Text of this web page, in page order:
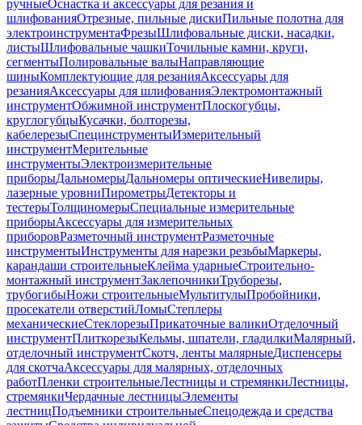
ручныеОснастка и аксессуары для резания и
шлифованияОтрезные, пильные дискиПильные полотна для
электроинструментаФрезыШлифовальные диски, насадки,
листыШлифовальные чашкиТочильные камни, круги,
сегментыПолировальные валыНаправляющие
шиныКомплектующие для резанияАксессуары для
резанияАксессуары для шлифованияЭлектромонтажный
инструментОбжимной инструментПлоскогубцы,
круглогубцыКусачки, болторезы,
кабелерезыСпецинструментыИзмерительный
инструментМерительные
инструментыЭлектроизмерительные
приборыДальномерыДальномеры оптическиеНивелиры,
лазерные уровниПирометрыДетекторы и
тестерыТолщиномерыСпециальные измерительные
приборыАксессуары для измерительных
приборовРазметочный инструментРазметочные
инструментыИнструменты для нарезки резьбыМаркеры,
карандаши строительныеКлейма ударныеСтроительно-
монтажный инструментЗаклепочникиТруборезы,
трубогибыНожи строительныеМультитулыПробойники,
просекатели отверстийЛомыСтеплеры
механическиеСтеклорезыПрикаточные валикиОтделочный
инструментПлиткорезыКельмы, шпатели, гладилкиМалярный,
отделочный инструментСкотч, ленты малярныеДиспенсеры
для скотчаАксессуары для малярных, отделочных
работПленки строительныеЛестницы и стремянкиЛестницы,
стремянкиЧердачные лестницыЭлементы
лестницПодъемники строительныеСпецодежда и средства